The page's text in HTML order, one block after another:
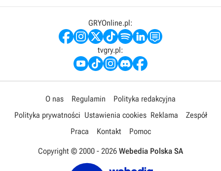
GRYOnline.pl:
tvgry.pl:
O nas Regulamin
Polityka redakcyjna
Polityka prywatności Ustawienia cookies Reklama
Zespół
Praca
Kontakt Pomoc
Copyright © 2000 - 2026 Webedia Polska SA